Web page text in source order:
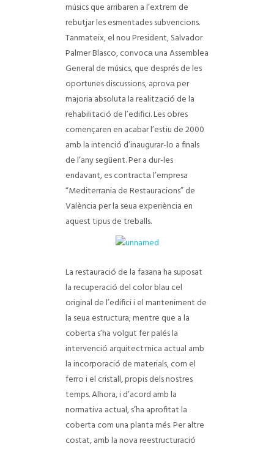
músics que arribaren a l’extrem de
rebutjar les esmentades subvencions.
Tanmateix, el nou President, Salvador
Palmer Blasco, convocа una Assemblea
General de músics, que després de les
oportunes discussions, aprovа per
majoria absoluta la realització de la
rehabilitació de l’edifici. Les obres
començaren en acabar l’estiu de 2000
amb la intenció d’inaugurar-lo a finals
de l’any següent. Per a dur-les
endavant, es contractа l’empresa
“Mediterrаnia de Restauracions” de
València per la seua experiència en
aquest tipus de treballs.
La restauració de la faзana ha suposat
la recuperació del color blau cel
original de l’edifici i el manteniment de
la seua estructura; mentre que a la
coberta s’ha volgut fer palés la
intervenció arquitectтnica actual amb
la incorporació de materials, com el
ferro i el cristall, propis dels nostres
temps. Alhora, i d’acord amb la
normativa actual, s’ha aprofitat la
coberta com una planta més. Per altre
costat, amb la nova reestructuració